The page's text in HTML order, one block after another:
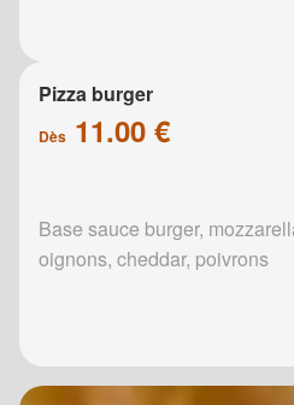
Pizza burger
Dès 11.00 €
Base sauce burger,
oignons, cheddar, poivrons